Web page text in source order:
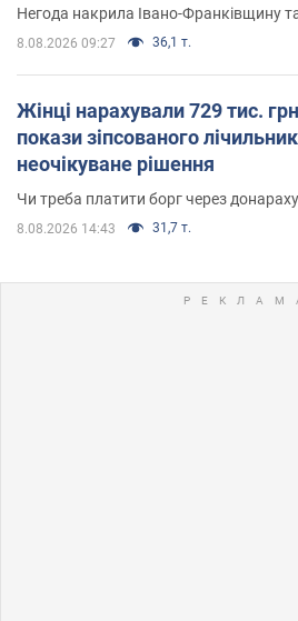
Негода накрила Івано-Франківщину
8.08.2026 09:27 36,1 т.
Жінці нарахували 729 тис.
покази зіпсованого
неочікуване рішення
Чи треба платити борг через
8.08.2026 14:43 31,7 т.